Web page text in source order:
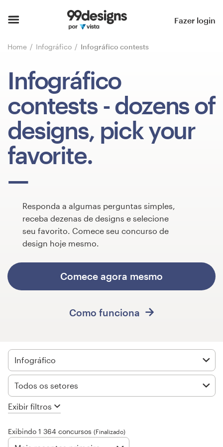
Fazer login
Home Infográfico Infográfico contests
Infográfico
contests - dozens of
designs, pick your
favorite.
Responda a algumas perguntas simples,
receba dezenas de designs e selecione
seu favorito. Comece seu concurso de
design hoje mesmo.
Comece agora mesmo
Como funciona
Infográfico
Todos os setores
Exibir filtros
Exibindo 1 364 concursos (Finalizado)
Página inicial
Pesquisar categorias
Como funciona
Encontre um designer
Inspiração
99designs Pro
Concursos de designs
Projetos 1-para-1
Encontre um designer
99designs Pro
Quero
design